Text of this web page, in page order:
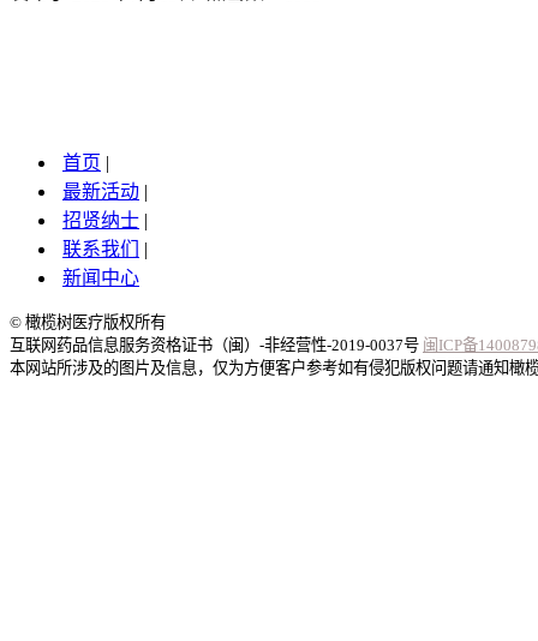
首页 |
最新活动 |
招贤纳士 |
联系我们
|
新闻中心
© 橄榄树医疗版权所有
互联网药品信息服务资格证书（闽）-非经营性-2019-0037号 闽ICP备
本网站所涉及的图片及信息，仅为方便客户参考如有侵犯版权问题请通知橄